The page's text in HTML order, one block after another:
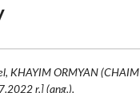
KHAYIM ORMYAN
r.] (ang.).